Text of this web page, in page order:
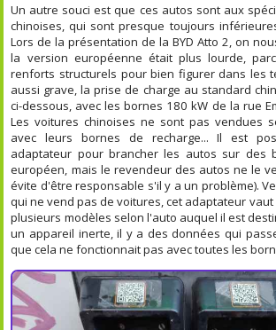
Un autre souci est que ces autos sont aux
chinoises, qui sont presque toujours
Lors de la présentation de la BYD Atto 2, on
la version européenne était plus lourde,
renforts structurels pour bien figurer dans les
aussi grave, la prise de charge au standard
ci-dessous, avec les bornes 180 kW de la rue
Les voitures chinoises ne sont pas vendues
avec leurs bornes de recharge... Il est
adaptateur pour brancher les autos sur des
européen, mais le revendeur des autos ne le
évite d'être responsable s'il y a un problème).
qui ne vend pas de voitures, cet adaptateur vaut
plusieurs modèles selon l'auto auquel il est
un appareil inerte, il y a des données qui
que cela ne fonctionnait pas avec toutes les